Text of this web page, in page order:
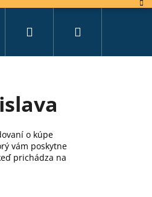
Prihlásenie
o kúpe
vám poskytne
prichádza na